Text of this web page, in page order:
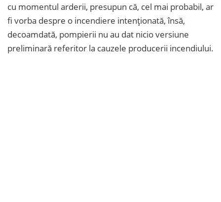
cu momentul arderii, presupun că, cel mai probabil, ar
fi vorba despre o incendiere intenționată, însă,
decoamdată, pompierii nu au dat nicio versiune
preliminară referitor la cauzele producerii incendiului.